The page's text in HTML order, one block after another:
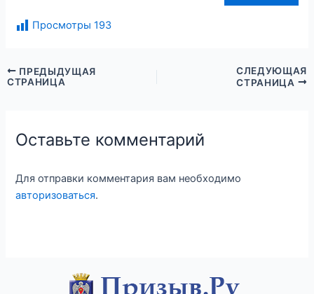
Просмотры 193
ПРЕДЫДУЩАЯ
СТРАНИЦА
СЛЕДУЮЩАЯ
СТРАНИЦА
Оставьте комментарий
Для отправки комментария вам необходимо
авторизоваться.